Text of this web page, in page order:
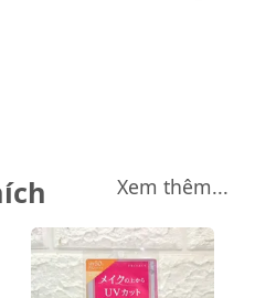
Xem thêm...